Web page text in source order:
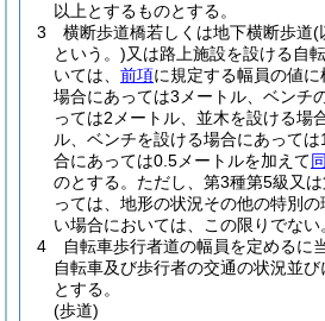
以上とするものとする。
3
横断歩道橋若しくは地下横断歩道(
という。)又は路上施設を設ける自
いては、 前項に規定する幅員の値
場合にあっては3メートル、ベンチ
っては2メートル、並木を設ける場
ル、ベンチを設ける場合にあって
合にあっては0.5メートルを加えて
のとする。 ただし、第3種第5級又
っては、地形の状況その他の特別
い場合においては、この限りでない
4
自転車歩行者道の幅員を定めるに
自転車及び歩行者の交通の状況並
とする。
(歩道)